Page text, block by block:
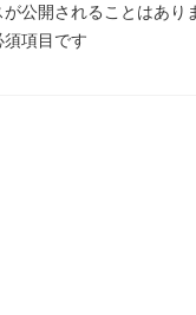
公開されることはあり
項目です